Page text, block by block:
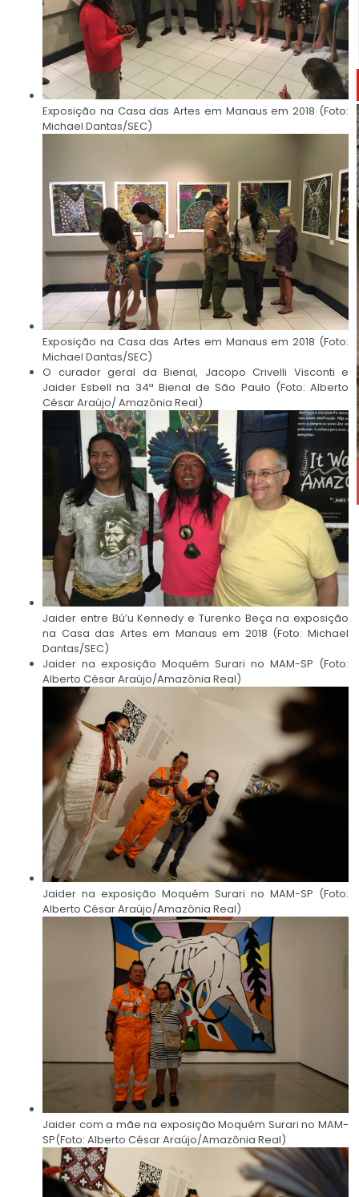
Exposição na Casa das Artes em Manaus em 2018 (Foto:
Michael Dantas/SEC)
Exposição na Casa das Artes em Manaus em 2018 (Foto:
Michael Dantas/SEC)
O curador geral da Bienal, Jacopo Crivelli Visconti e
Jaider Esbell na 34ª Bienal de São Paulo (Foto: Alberto
César Araújo/ Amazônia Real)
Jaider entre Bú’u Kennedy e Turenko Beça na exposição
na Casa das Artes em Manaus em 2018 (Foto: Michael
Dantas/SEC)
Jaider na exposição Moquém Surari no MAM-SP (Foto:
Alberto César Araújo/Amazônia Real)
Jaider na exposição Moquém Surari no MAM-SP (Foto:
Alberto César Araújo/Amazônia Real)
Jaider com a mãe na exposição Moquém Surari no MAM-
SP(Foto: Alberto César Araújo/Amazônia Real)